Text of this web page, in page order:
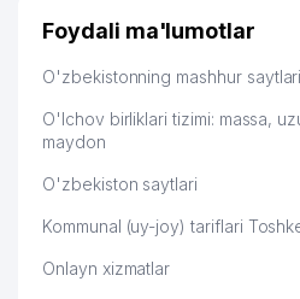
дальше развиваюсь
Hamida 03.08.2026 12:45:39
Foydali ma'lumotlar
O'zbekistonning mashhur saytlari
O'lchov birliklari tizimi: massa,
maydon
O'zbekiston saytlari
Kommunal (uy-joy) tariflari
Onlayn xizmatlar